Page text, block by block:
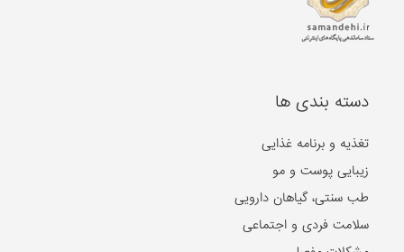
دسته بندی ها
تغذیه و برنامه غذایی
زیبایی پوست و مو
طب سنتی، گیاهان دارویی
سلامت فردی و اجتماعی